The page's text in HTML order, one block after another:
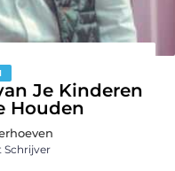
Je Kinderen
Houden
Schrijver